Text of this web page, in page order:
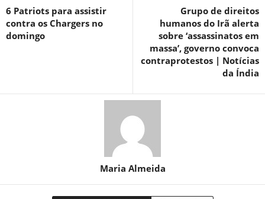
6 Patriots para assistir
contra os Chargers no
domingo
Grupo de direitos
humanos do Irã alerta
sobre ‘assassinatos em
massa’, governo convoca
contraprotestos | Notícias
da Índia
Maria Almeida